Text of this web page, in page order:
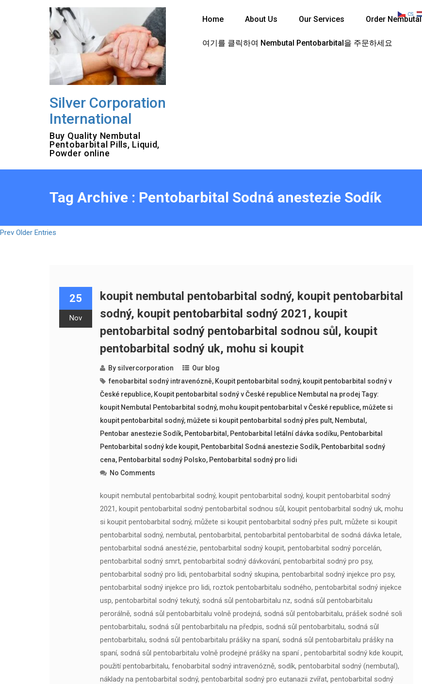
Silver Corporation
International
Buy Quality Nembutal
Pentobarbital Pills, Liquid,
Powder online
Home About Us Our Services Order Nembutal
여기를 클릭하여 Nembutal Pentobarbital을 주문하세요
Tag Archive : Pentobarbital Sodná anestezie Sodík
Prev Older Entries
25
Nov
koupit nembutal pentobarbital sodný, koupit pentobarbital
sodný, koupit pentobarbital sodný 2021, koupit
pentobarbital sodný pentobarbital sodnou sůl, koupit
pentobarbital sodný uk, mohu si koupit
By silvercorporation
Our blog
fenobarbital sodný intravenózně, Koupit pentobarbital sodný, koupit pentobarbital sodný v
České republice, Koupit pentobarbital sodný v České republice Nembutal na prodej Tagy:
koupit Nembutal Pentobarbital sodný, mohu koupit pentobarbital v České republice, můžete si
koupit pentobarbital sodný, můžete si koupit pentobarbital sodný přes pult, Nembutal ,
Pentobar anestezie Sodík, Pentobarbital , Pentobarbital letální dávka sodíku, Pentobarbital
Pentobarbital sodný kde koupit, Pentobarbital Sodná anestezie Sodík, Pentobarbital sodný
cena, Pentobarbital sodný Polsko, Pentobarbital sodný pro lidi
No Comments
koupit nembutal pentobarbital sodný, koupit pentobarbital sodný, koupit pentobarbital sodný
2021, koupit pentobarbital sodný pentobarbital sodnou sůl, koupit pentobarbital sodný uk, mohu
si koupit pentobarbital sodný, můžete si koupit pentobarbital sodný přes pult, můžete si koupit
pentobarbital sodný, nembutal, pentobarbital, pentobarbital pentobarbital de sodná dávka letale,
pentobarbital sodná anestézie, pentobarbital sodný koupit, pentobarbital sodný porcelán,
pentobarbital sodný smrt, pentobarbital sodný dávkování, pentobarbital sodný pro psy,
pentobarbital sodný pro lidi, pentobarbital sodný skupina, pentobarbital sodný injekce pro psy,
pentobarbital sodný injekce pro lidi, roztok pentobarbitalu sodného, pentobarbital sodný injekce
usp, pentobarbital sodný tekutý, sodná sůl pentobarbitalu nz, sodná sůl pentobarbitalu
perorálně, sodná sůl pentobarbitalu volně prodejná, sodná sůl pentobarbitalu, prášek sodné soli
pentobarbitalu, sodná sůl pentobarbitalu na předpis, sodná sůl pentobarbitalu, sodná sůl
pentobarbitalu, sodná sůl pentobarbitalu prášky na spaní, sodná sůl pentobarbitalu prášky na
spaní, sodná sůl pentobarbitalu volně prodejné prášky na spaní , pentobarbital sodný kde koupit,
použití pentobarbitalu, fenobarbital sodný intravenózně, sodík, pentobarbital sodný (nembutal),
náklady na pentobarbital sodný, pentobarbital sodný pro eutanazii zvířat, pentobarbital sodný
CS